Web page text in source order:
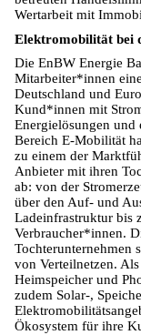
Wertarbeit mit
Elektromobilität bei
Die EnBW Energie
Mitarbeiter*innen
Deutschland und
Kund*innen mit
Energielösungen
Bereich E-Mobilität
zu einem der
Anbieter mit ihren
ab: von der
über den Auf- und
Ladeinfrastruktur bis
Verbraucher*innen.
Tochterunternehmen
von Verteilnetzen.
Heimspeicher und
zudem Solar-,
Ökosystem für ihre